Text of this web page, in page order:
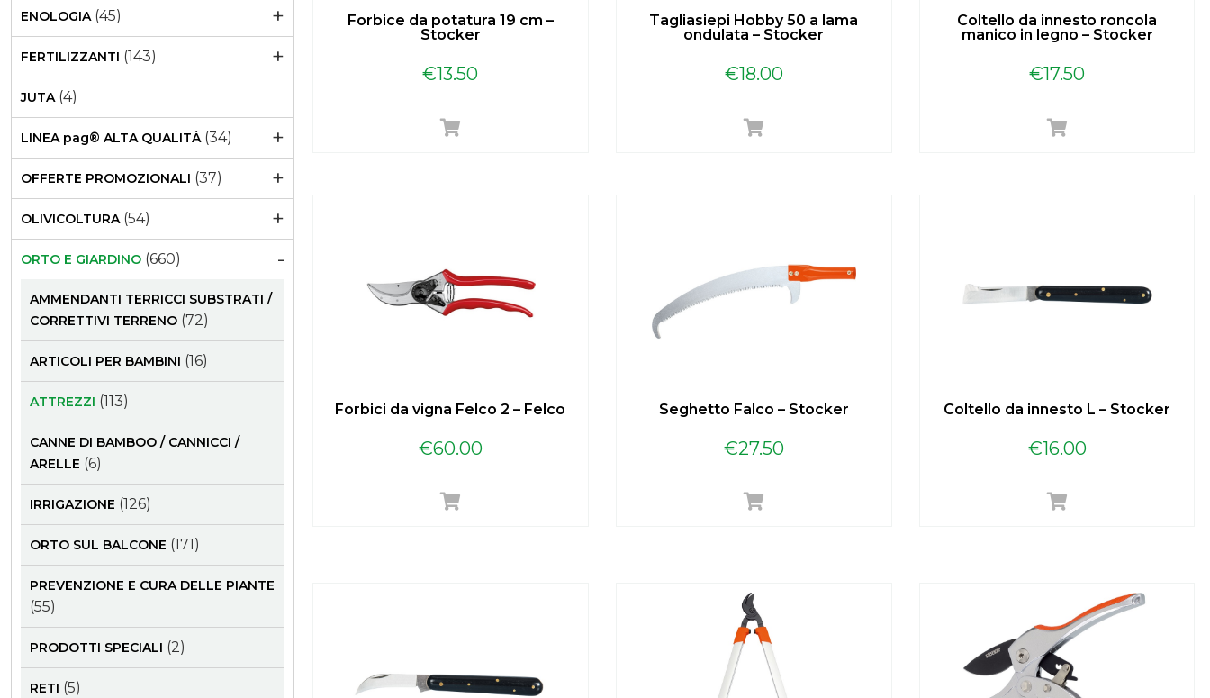
ENOLOGIA (45) +
FERTILIZZANTI (143) +
JUTA (4)
LINEA pag® ALTA QUALITÀ (34) +
OFFERTE PROMOZIONALI (37) +
OLIVICOLTURA (54) +
ORTO E GIARDINO (660)
AMMENDANTI TERRICCI SUBSTRATI /
CORRETTIVI TERRENO (72)
ARTICOLI PER BAMBINI (16)
ATTREZZI (113)
CANNE DI BAMBOO / CANNICCI /
ARELLE (6)
IRRIGAZIONE (126)
ORTO SUL BALCONE (171)
PREVENZIONE E CURA DELLE PIANTE
(55)
PRODOTTI SPECIALI (2)
RETI (5)
-
Forbice da potatura 19 cm –
Stocker
€13.50
Tagliasiepi Hobby 50 a lama
ondulata – Stocker
€18.00
Coltello da innesto roncola
manico in legno – Stocker
€17.50
Forbici da vigna Felco 2 – Felco
€60.00
Seghetto Falco – Stocker
€27.50
Coltello da innesto L – Stocker
€16.00